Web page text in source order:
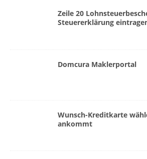
Zeile 20
Steuererklärung
Domcura Maklerportal
Wunsch-Kreditkarte
ankommt